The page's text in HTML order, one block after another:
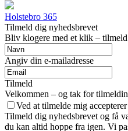
Holstebro 365
Tilmeld dig nyhedsbrevet
Bliv klogere med et klik –
Angiv din e-mailadresse
Tilmeld
Velkommen – og tak for
Ved at tilmelde mig
Tilmeld dig nyhedsbrevet og få
du kan altid hoppe fra igen. Vi